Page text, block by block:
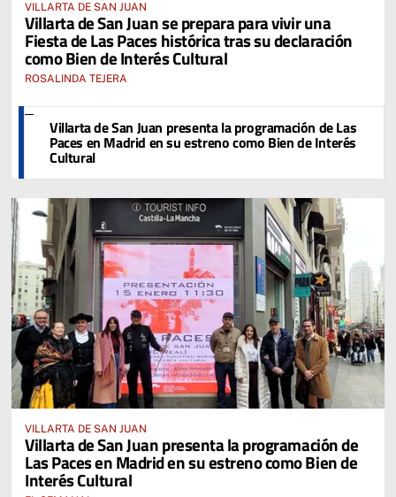
VILLARTA DE SAN JUAN
Villarta de San Juan se prepara para vivir una
Fiesta de Las Paces histórica tras su declaración
como Bien de Interés Cultural
ROSALINDA TEJERA
Villarta de San Juan presenta la programación de Las
Paces en Madrid en su estreno como Bien de Interés
Cultural
VILLARTA DE SAN JUAN
Villarta de San Juan presenta la programación de
Las Paces en Madrid en su estreno como Bien de
Interés Cultural